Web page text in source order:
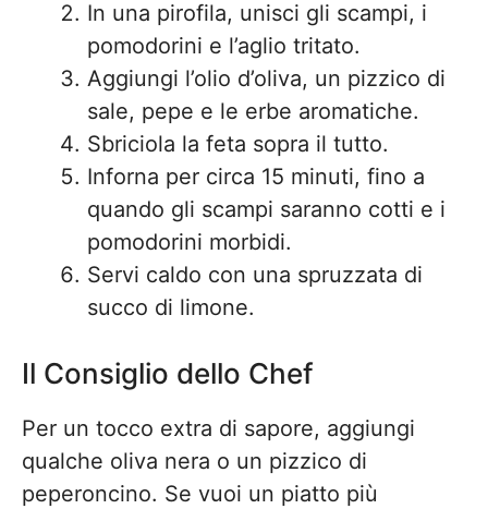
In una pirofila, unisci gli scampi, i
pomodorini e l’aglio tritato.
Aggiungi l’olio d’oliva, un pizzico di
sale, pepe e le erbe aromatiche.
Sbriciola la feta sopra il tutto.
Inforna per circa 15 minuti, fino a
quando gli scampi saranno cotti e i
pomodorini morbidi.
Servi caldo con una spruzzata di
succo di limone.
Il Consiglio dello Chef
Per un tocco extra di sapore, aggiungi
qualche oliva nera o un pizzico di
peperoncino. Se vuoi un piatto più